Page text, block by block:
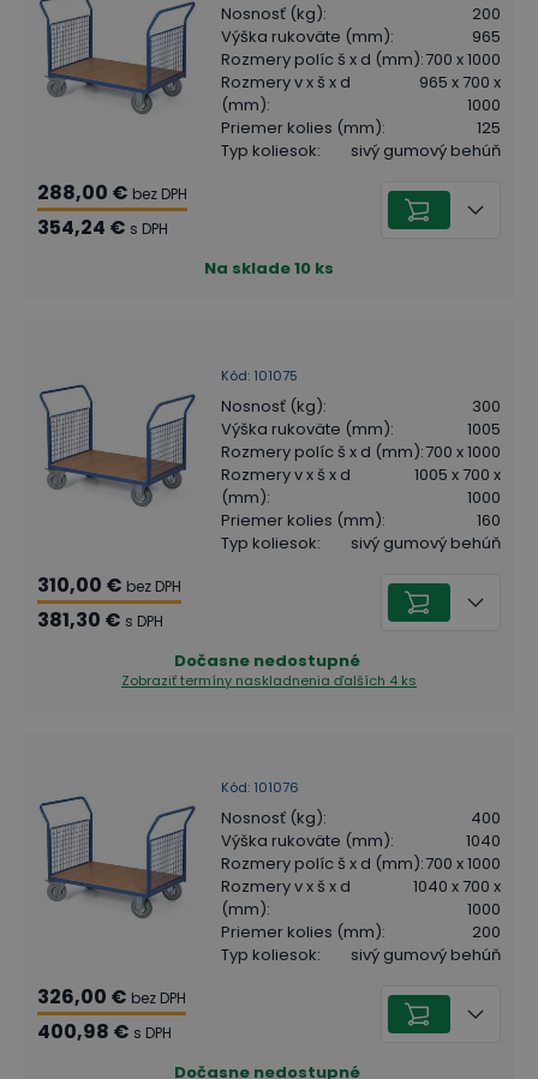
Nosnosť (kg):
200
Výška rukoväte (mm):
965
Rozmery políc š x d (mm):700 x 1000
Rozmery v x š x d
(mm):
965 x 700 x
1000
Priemer kolies (mm):
125
Typ koliesok: sivý gumový behúň
288,00 € bez DPH
354,24 € s DPH
Na sklade10 ks
Kód: 101075
Nosnosť (kg):
300
Výška rukoväte (mm):
1005
Rozmery políc š x d (mm):700 x 1000
Rozmery v x š x d
(mm):
1005 x 700 x
1000
Priemer kolies (mm):
160
Typ koliesok: sivý gumový behúň
310,00 € bez DPH
381,30 € s DPH
Dočasne nedostupné
Zobraziť termíny naskladnenia ďalších 4 ks
Kód: 101076
Nosnosť (kg):
400
Výška rukoväte (mm):
1040
Rozmery políc š x d (mm):700 x 1000
Rozmery v x š x d
(mm):
1040 x 700 x
1000
Priemer kolies (mm):
200
Typ koliesok: sivý gumový behúň
326,00 € bez DPH
400,98 € s DPH
Dočasne nedostupné